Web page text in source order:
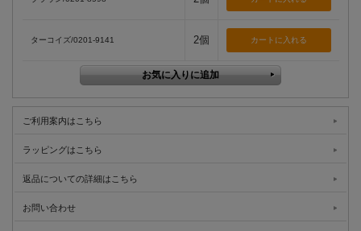
ターコイズ/0201-9141 2個
ご利用案内はこちら
ラッピングはこちら
返品についての詳細はこちら
お問い合わせ